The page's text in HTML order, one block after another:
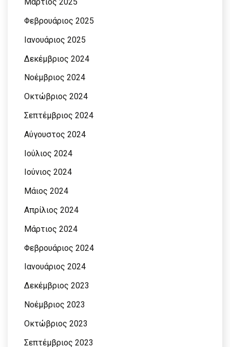
Φεβρουάριος 2025
Ιανουάριος 2025
Δεκέμβριος 2024
Νοέμβριος 2024
Οκτώβριος 2024
Σεπτέμβριος 2024
Αύγουστος 2024
Ιούλιος 2024
Ιούνιος 2024
Μάιος 2024
Απρίλιος 2024
Μάρτιος 2024
Φεβρουάριος 2024
Ιανουάριος 2024
Δεκέμβριος 2023
Νοέμβριος 2023
Οκτώβριος 2023
Σεπτέμβριος 2023